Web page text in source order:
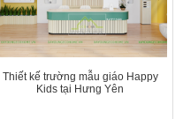
Thiết kế trường mẫu giáo Happy
Kids tại Hưng Yên